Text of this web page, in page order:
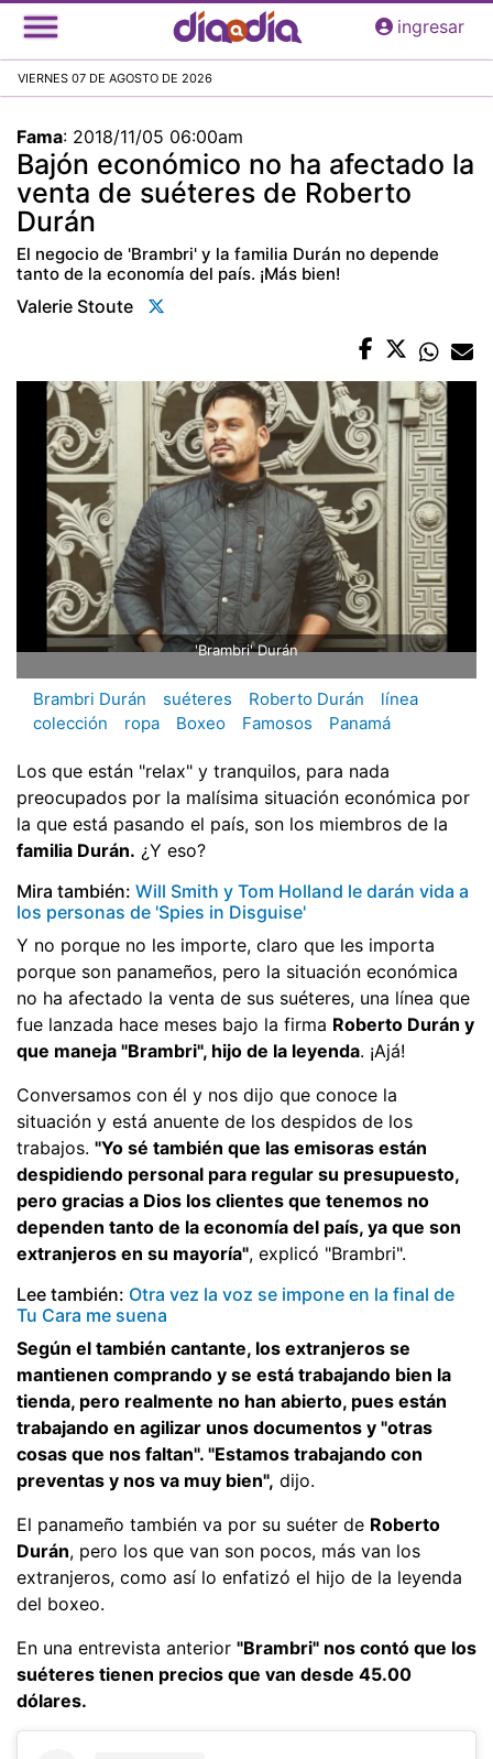
Pasar
al
principal
ingresar
VIERNES 07 DE AGOSTO DE 2026
Fama: 2018/11/05 06:00am
Bajón económico no ha afectado la
venta de suéteres de Roberto
Durán
El negocio de 'Brambri' y la familia Durán no depende
tanto de la economía del país. ¡Más bien!
Valerie Stoute
'Brambri' Durán
Brambri Durán suéteres Roberto Durán
línea
colección
ropa Boxeo Famosos Panamá
Los que están "relax" y tranquilos, para nada
preocupados por la malísima situación económica por
la que está pasando el país, son los miembros de la
familia Durán. ¿Y eso?
Mira también: Will Smith y Tom Holland le darán vida a
los personas de 'Spies in Disguise'
Y no porque no les importe, claro que les importa
porque son panameños, pero la situación económica
no ha afectado la venta de sus suéteres, una línea que
fue lanzada hace meses bajo la firma Roberto Durán y
que maneja "Brambri", hijo de la leyenda. ¡Ajá!
Conversamos con él y nos dijo que conoce la
situación y está anuente de los despidos de los
trabajos. "Yo sé también que las emisoras están
despidiendo personal para regular su presupuesto,
pero gracias a Dios los clientes que tenemos no
dependen tanto de la economía del país, ya que son
extranjeros en su mayoría", explicó "Brambri".
Lee también: Otra vez la voz se impone en la final de
Tu Cara me suena
Según el también cantante, los extranjeros se
mantienen comprando y se está trabajando bien la
tienda, pero realmente no han abierto, pues están
trabajando en agilizar unos documentos y "otras
cosas que nos faltan". "Estamos trabajando con
preventas y nos va muy bien", dijo.
El panameño también va por su suéter de Roberto
Durán, pero los que van son pocos, más van los
extranjeros, como así lo enfatizó el hijo de la leyenda
del boxeo.
En una entrevista anterior "Brambri" nos contó que los
suéteres tienen precios que van desde 45.00
dólares.